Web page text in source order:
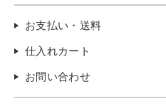
お支払い・送料
仕入れカート
お問い合わせ